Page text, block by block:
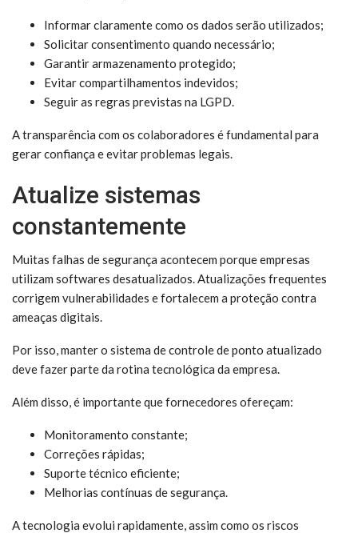
Informar claramente como os dados serão utilizados;
Solicitar consentimento quando necessário;
Garantir armazenamento protegido;
Evitar compartilhamentos indevidos;
Seguir as regras previstas na LGPD.
A transparência com os colaboradores é fundamental para
gerar confiança e evitar problemas legais.
Atualize sistemas
constantemente
Muitas falhas de segurança acontecem porque empresas
utilizam softwares desatualizados. Atualizações frequentes
corrigem vulnerabilidades e fortalecem a proteção contra
ameaças digitais.
Por isso, manter o sistema de controle de ponto atualizado
deve fazer parte da rotina tecnológica da empresa.
Além disso, é importante que fornecedores ofereçam:
Monitoramento constante;
Correções rápidas;
Suporte técnico eficiente;
Melhorias contínuas de segurança.
A tecnologia evolui rapidamente, assim como os riscos